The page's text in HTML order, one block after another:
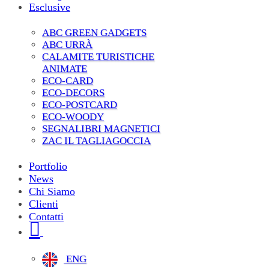
Esclusive
ABC GREEN GADGETS
ABC URRÀ
CALAMITE TURISTICHE
ANIMATE
ECO-CARD
ECO-DECORS
ECO-POSTCARD
ECO-WOODY
SEGNALIBRI MAGNETICI
ZAC IL TAGLIAGOCCIA
Portfolio
News
Chi Siamo
Clienti
Contatti
ENG